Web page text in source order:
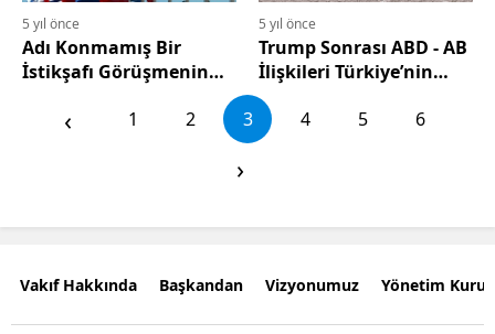
5 yıl önce
Adı Konmamış Bir
İstikşafı Görüşmenin
5 yıl önce
Trump Sonrası ABD - AB
İlişkileri Türkiye’nin
Trans Atlantik
İlişkilerine Etkileri
‹ 1 2 3 4 5 6
›
Vakıf Hakkında Başkandan Vizyonumuz Yönetim